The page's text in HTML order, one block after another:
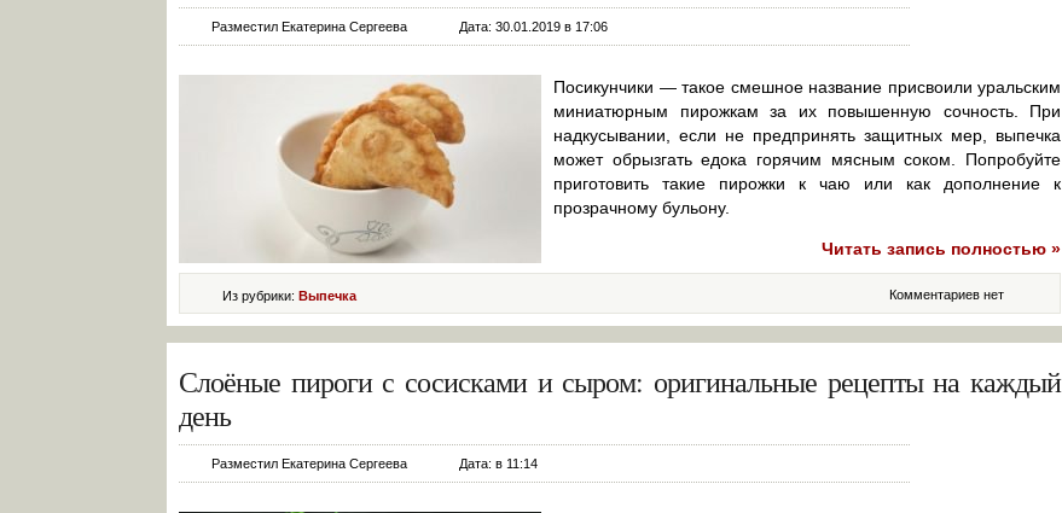
Разместил Екатерина Сергеева Дата: 30.01.2019 в 17:06
Посикунчики — такое смешное название присвоили уральским
миниатюрным пирожкам за их повышенную сочность. При
надкусывании, если не предпринять защитных мер, выпечка
может обрызгать едока горячим мясным соком. Попробуйте
приготовить такие пирожки к чаю или как дополнение к
прозрачному бульону.
Читать запись полностью »
Комментариев нет
Из рубрики: Выпечка
Слоёные пироги с сосисками и сыром: оригинальные рецепты на каждый
день
Разместил Екатерина Сергеева Дата: в 11:14